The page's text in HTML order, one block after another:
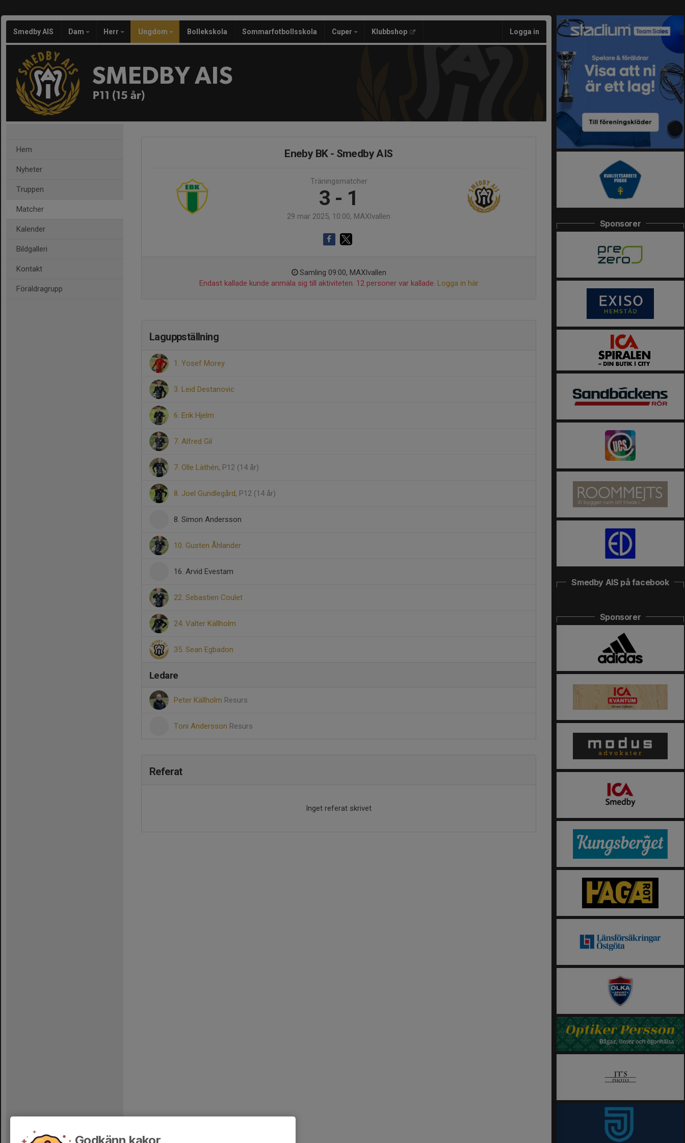
Smedby AIS Dam Herr Ungdom Bollekskola Sommarfotbollsskola Cuper Klubbshop Logga in
SMEDBY AIS
P11 (15 år)
Hem
Nyheter
Truppen
Matcher
Kalender
Bildgalleri
Kontakt
Föräldragrupp
Eneby BK - Smedby AIS
Träningsmatcher
3 - 1
29 mar 2025, 10:00, MAXIvallen
Samling 09:00, MAXIvallen
Endast kallade kunde anmäla sig till aktiviteten. 12 personer var kallade. Logga in här
Laguppställning
1. Yosef Morey
3. Leid Destanovic
6. Erik Hjelm
7. Alfred Gil
7. Olle Läthén, P12 (14 år)
8. Joel Gundlegård, P12 (14 år)
8. Simon Andersson
10. Gusten Åhlander
16. Arvid Evestam
22. Sebastien Coulet
24. Valter Källholm
35. Sean Egbadon
Ledare
Peter Källholm Resurs
Toni Andersson Resurs
Referat
Inget referat skrivet
Sponsorer
Smedby AIS på facebook
Sponsorer